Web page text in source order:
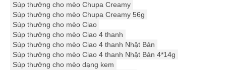
Súp thưởng cho mèo Chupa Creamy
Súp thưởng cho mèo Chupa Creamy 56g
Súp thưởng cho mèo Ciao
Súp thưởng cho mèo Ciao 4 thanh
Súp thưởng cho mèo Ciao 4 thanh Nhật Bản
Súp thưởng cho mèo Ciao 4 thanh Nhật Bản 4*14g
Súp thưởng cho mèo dạng kem